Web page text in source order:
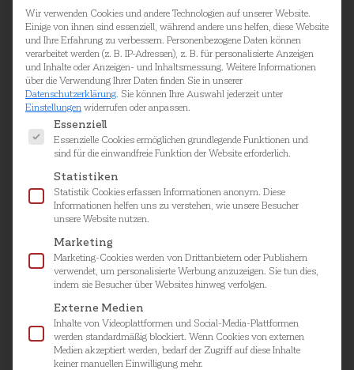
PET AKUSTIKBAFFEL
Schallabsorberbaffel
Wir verwenden Cookies und andere Technologien auf unserer Website.
Einige von ihnen sind essenziell, während andere uns helfen, diese Website
und Ihre Erfahrung zu verbessern. Personenbezogene Daten können
verarbeitet werden (z. B. IP-Adressen), z. B. für personalisierte Anzeigen
und Inhalte oder Anzeigen- und Inhaltsmessung. Weitere Informationen
über die Verwendung Ihrer Daten finden Sie in unserer
Datenschutzerklärung. Sie können Ihre Auswahl jederzeit unter
Einstellungen widerrufen oder anpassen.
Es folgt eine Liste der Service-Gruppen, für die
Essenziell
Essenzielle Cookies ermöglichen grundlegende Funktionen und
sind für die einwandfreie Funktion der Website erforderlich.
Statistiken
Statistik Cookies erfassen Informationen anonym. Diese
Informationen helfen uns zu verstehen, wie unsere Besucher
unsere Website nutzen.
Marketing
Marketing-Cookies werden von Drittanbietern oder Publishern
verwendet, um personalisierte Werbung anzuzeigen. Sie tun dies,
indem sie Besucher über Websites hinweg verfolgen.
Externe Medien
Inhalte von Videoplattformen und Social-Media-Plattformen
werden standardmäßig blockiert. Wenn Cookies von externen
Medien akzeptiert werden, bedarf der Zugriff auf diese Inhalte
keiner manuellen Einwilligung mehr.